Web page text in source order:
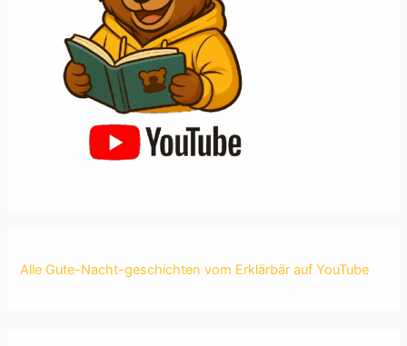
Alle Gute-Nacht-geschichten vom Erklärbär auf YouTube